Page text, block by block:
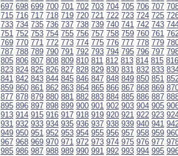
697 698 699 700 701 702 703 704 705 706 707
715 716 717 718 719 720 721 722 723 724 725
733 734 735 736 737 738 739 740 741 742 743
751 752 753 754 755 756 757 758 759 760 761
769 770 771 772 773 774 775 776 777 778 779
787 788 789 790 791 792 793 794 795 796 797
805 806 807 808 809 810 811 812 813 814 815 816
823 824 825 826 827 828 829 830 831 832 833
841 842 843 844 845 846 847 848 849 850 851
859 860 861 862 863 864 865 866 867 868 869
877 878 879 880 881 882 883 884 885 886 887
895 896 897 898 899 900 901 902 903 904 905
913 914 915 916 917 918 919 920 921 922 923
931 932 933 934 935 936 937 938 939 940 941
949 950 951 952 953 954 955 956 957 958 959
967 968 969 970 971 972 973 974 975 976 977
985 986 987 988 989 990 991 992 993 994 995